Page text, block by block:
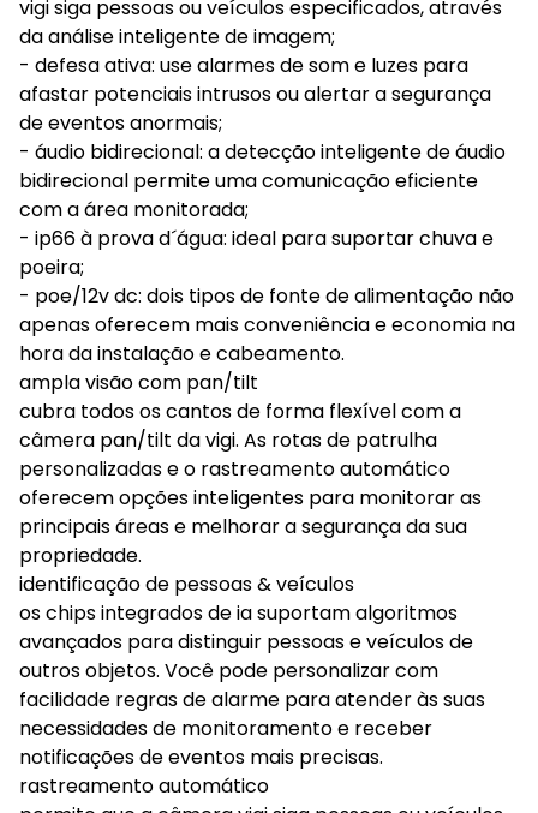
vigi siga pessoas ou veículos especificados, através
da análise inteligente de imagem;
- defesa ativa: use alarmes de som e luzes para
afastar potenciais intrusos ou alertar a segurança
de eventos anormais;
- áudio bidirecional: a detecção inteligente de áudio
bidirecional permite uma comunicação eficiente
com a área monitorada;
- ip66 à prova d´água: ideal para suportar chuva e
poeira;
- poe/12v dc: dois tipos de fonte de alimentação não
apenas oferecem mais conveniência e economia na
hora da instalação e cabeamento.
ampla visão com pan/tilt
cubra todos os cantos de forma flexível com a
câmera pan/tilt da vigi. As rotas de patrulha
personalizadas e o rastreamento automático
oferecem opções inteligentes para monitorar as
principais áreas e melhorar a segurança da sua
propriedade.
identificação de pessoas & veículos
os chips integrados de ia suportam algoritmos
avançados para distinguir pessoas e veículos de
outros objetos. Você pode personalizar com
facilidade regras de alarme para atender às suas
necessidades de monitoramento e receber
notificações de eventos mais precisas.
rastreamento automático